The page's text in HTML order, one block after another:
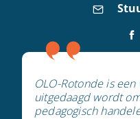
OLO-Rotonde is
uitgedaagd wordt
pedagogisch